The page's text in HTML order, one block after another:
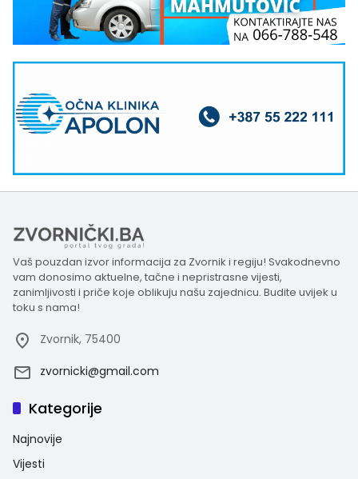
Vaš pouzdan izvor informacija za Zvornik i regiju! Svakodnevno
vam donosimo aktuelne, tačne i nepristrasne vijesti,
zanimljivosti i priče koje oblikuju našu zajednicu. Budite uvijek u
toku s nama!
Zvornik, 75400
zvornicki@gmail.com
Kategorije
Najnovije
Vijesti